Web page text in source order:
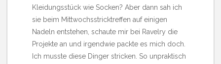
Kleidungsstück wie Socken? Aber dann sah ich
sie beim Mittwochsstricktreffen auf einigen
Nadeln entstehen, schaute mir bei Ravelry die
Projekte an und irgendwie packte es mich doch.
Ich musste diese Dinger stricken. So unpraktisch